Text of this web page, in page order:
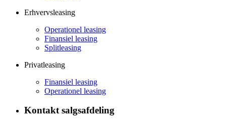
Erhvervsleasing
Operationel leasing
Finansiel leasing
Splitleasing
Privatleasing
Finansiel leasing
Operationel leasing
Kontakt salgsafdeling